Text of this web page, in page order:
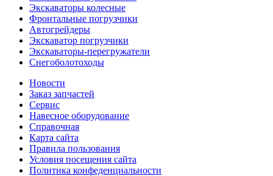
Экскаваторы колесные
Фронтальные погрузчики
Автогрейдеры
Экскаватор погрузчики
Экскаваторы-перегружатели
Снегоболотоходы
Новости
Заказ запчастей
Сервис
Навесное оборудование
Справочная
Карта сайта
Правила пользования
Условия посещения сайта
Политика конфеденциальности